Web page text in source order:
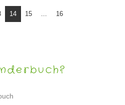
14 15 16